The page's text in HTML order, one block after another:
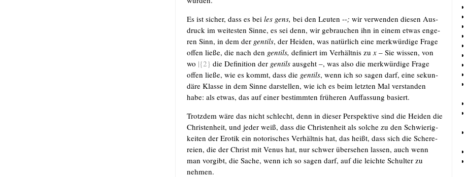
Es ist sicher, dass es beiles gens,bei den Leu­ten --;wir ver­wen­den die­sen Aus­
druck im wei­tes­ten Sin­ne, es sei denn, wir gebrau­chen ihn in einem etwas enge­
ren Sinn, in dem der gen­tils, der Hei­den, was natür­lich eine merk­wür­di­ge Fra­ge
offen lie­ße, die nach den gen­tils,defi­niert im Ver­hält­nis zu x – Sie wis­sen, von
wo |{2} die Defi­ni­ti­on der gen­tilsaus­geht –, was also die merk­wür­di­ge Fra­ge
offen lie­ße, wie es kommt, dass die gen­tils, wenn ich so sagen darf, eine sekun­
dä­re Klas­se in dem Sin­ne dar­stel­len, wie ich es beim letz­ten Mal ver­stan­den
habe: als etwas, das auf einer bestimm­ten frü­he­ren Auf­fas­sung basiert.
Trotz­dem wäre das nicht schlecht, denn in die­ser Per­spek­ti­ve sind die Hei­den die
Chris­ten­heit, und jeder weiß, dass die Chris­ten­heit als sol­che zu den Schwie­rig­
kei­ten der Ero­tik ein noto­ri­sches Ver­hält­nis hat, das heißt, dass sich die Sche­re­
rei­en, die der Christ mit Venus hat, nur schwer über­se­hen las­sen, auch wenn
man vor­gibt, die Sache, wenn ich so sagen darf, auf die leich­te Schul­ter zu
nehmen.